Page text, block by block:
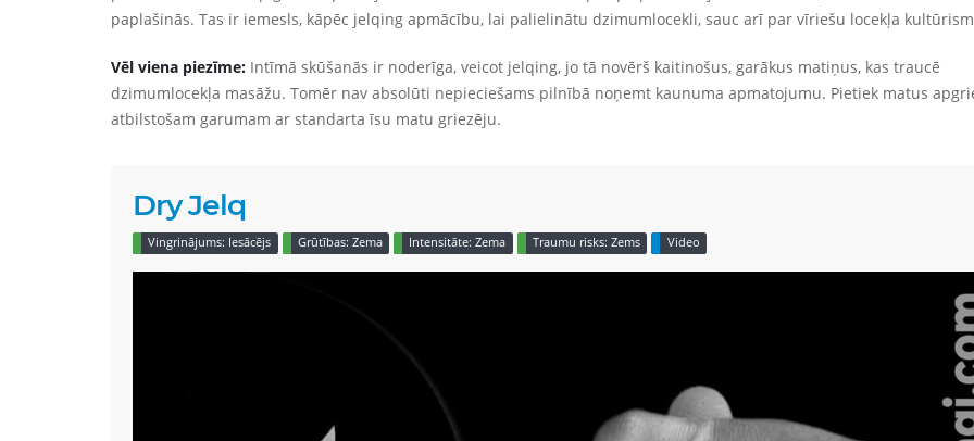
paplašinās. Tas ir iemesls, kāpēc jelqing apmācību, lai palielinātu dzimumlocekli, sauc arī par vīriešu locekļa
Vēl viena piezīme: Intīmā skūšanās ir noderīga, veicot jelqing, jo tā novērš kaitinošus, garākus matiņus, kas traucē
dzimumlocekļa masāžu. Tomēr nav absolūti nepieciešams pilnībā noņemt kaunuma apmatojumu. Pietiek matus
atbilstošam garumam ar standarta īsu matu griezēju.
Dry Jelq
Vingrinājums: Iesācējs Grūtības: Zema Intensitāte: Zema Traumu risks: Zems Video